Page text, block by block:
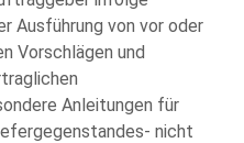
Ausführung von vor oder
Vorschlägen und
Anleitungen für
nicht